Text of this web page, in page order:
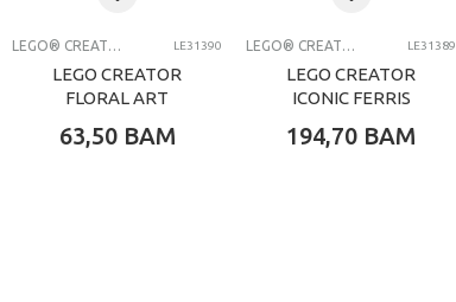
LEGO® CREATOR LE31390
LEGO CREATOR
FLORAL ART
63,50 BAM
LEGO® CREATOR LE31389
LEGO CREATOR
ICONIC FERRIS
194,70 BAM